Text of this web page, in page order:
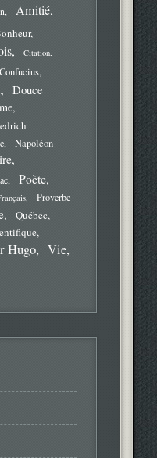
Amitié
Citation
Confucius
Douce
Napoléon
Poète
Proverbe
Québec
Hugo Vie